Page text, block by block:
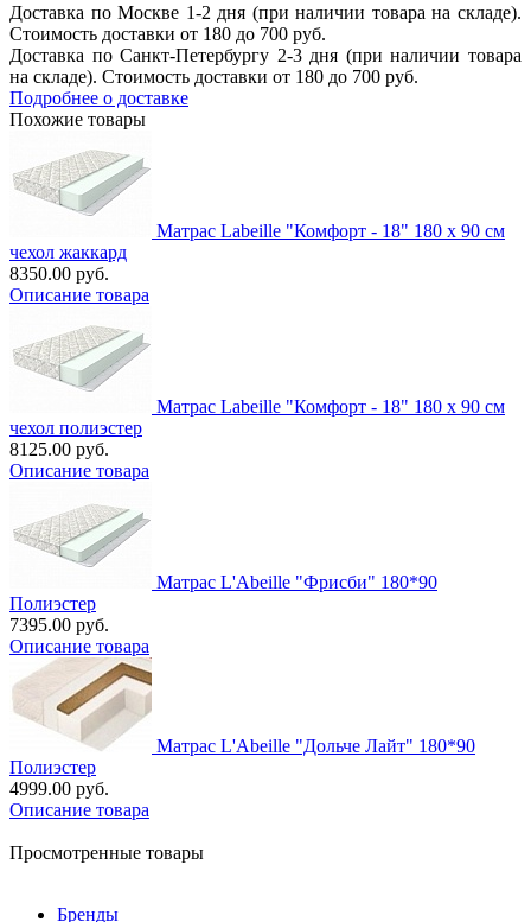
Доставка по Москве 1-2 дня (при наличии товара на складе).
Стоимость доставки от 180 до 700 руб.
Доставка по Санкт-Петербургу 2-3 дня (при наличии товара
на складе). Стоимость доставки от 180 до 700 руб.
Подробнее о доставке
Похожие товары
Матрас Labeille "Комфорт - 18" 180 х 90 см
чехол жаккард
8350.00 руб.
Описание товара
Матрас Labeille "Комфорт - 18" 180 х 90 см
чехол полиэстер
8125.00 руб.
Описание товара
Матрас L'Abeille "Фрисби" 180*90
Полиэстер
7395.00 руб.
Описание товара
Матрас L'Abeille "Дольче Лайт" 180*90
Полиэстер
4999.00 руб.
Описание товара
Просмотренные товары
Бренды